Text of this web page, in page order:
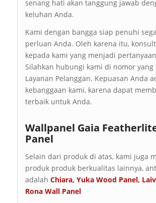
senang hati akan tanggung jawab
keluhan Anda.
Kami dengan bangga siap penuhi
perluan Anda. Oleh karena itu,
kepada kami yang menjadi
Silahkan hubungi kami di nomor
Layanan Pelanggan. Kepuasan Anda
kebanggaan kami, karena dapat
terbaik untuk Anda.
Wallpanel Gaia
Panel
Selain dari produk di atas, kami juga
produk produk berkualitas lainnya,
adalah Chiara, Yuka Wood Panel,
Rona Wall Panel